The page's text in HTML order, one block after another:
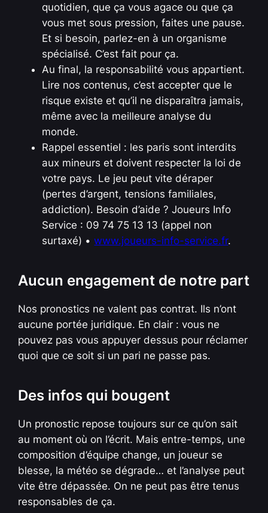
quotidien, que ça vous agace ou que ça
vous met sous pression, faites une pause.
Et si besoin, parlez-en à un organisme
spécialisé. C’est fait pour ça.
Au final, la responsabilité vous appartient.
Lire nos contenus, c’est accepter que le
risque existe et qu’il ne disparaîtra jamais,
même avec la meilleure analyse du
monde.
Rappel essentiel : les paris sont interdits
aux mineurs et doivent respecter la loi de
votre pays. Le jeu peut vite déraper
(pertes d’argent, tensions familiales,
addiction). Besoin d’aide ? Joueurs Info
Service : 09 74 75 13 13 (appel non
surtaxé) •www.joueurs-info-service.fr.
Aucun engagement de notre part
Nos pronostics ne valent pas contrat. Ils n’ont
aucune portée juridique. En clair : vous ne
pouvez pas vous appuyer dessus pour réclamer
quoi que ce soit si un pari ne passe pas.
Des infos qui bougent
Un pronostic repose toujours sur ce qu’on sait
au moment où on l’écrit. Mais entre-temps, une
composition d’équipe change, un joueur se
blesse, la météo se dégrade… et l’analyse peut
vite être dépassée. On ne peut pas être tenus
responsables de ça.